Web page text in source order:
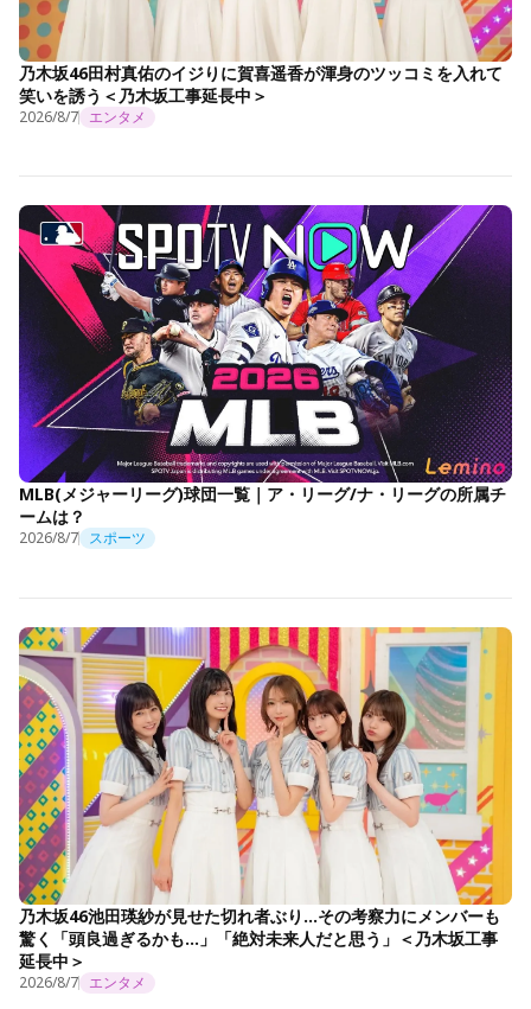
乃木坂46田村真佑のイジりに賀喜遥香が渾身のツッコミを入れて
笑いを誘う＜乃木坂工事延長中＞
2026/8/7 エンタメ
MLB(メジャーリーグ)球団一覧｜ア・リーグ/ナ・リーグの所属チ
ームは？
2026/8/7 スポーツ
乃木坂46池田瑛紗が見せた切れ者ぶり…その考察力にメンバーも
驚く「頭良過ぎるかも…」「絶対未来人だと思う」＜乃木坂工事
延長中＞
2026/8/7 エンタメ